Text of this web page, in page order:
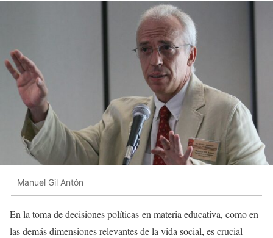
Manuel Gil Antón
En la toma de decisiones políticas en materia educativa, como en
las demás dimensiones relevantes de la vida social, es crucial